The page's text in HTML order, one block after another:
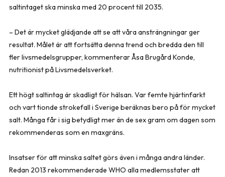
saltintaget ska minska med 20 procent till 2035.
– Det är mycket glädjande att se att våra ansträngningar ger
resultat. Målet är att fortsätta denna trend och bredda den till
fler livsmedelsgrupper, kommenterar Åsa Brugård Konde,
nutritionist på Livsmedelsverket.
Ett högt saltintag är skadligt för hälsan. Var femte hjärtinfarkt
och vart tionde strokefall i Sverige beräknas bero på för mycket
salt. Många får i sig betydligt mer än de sex gram om dagen som
rekommenderas som en maxgräns.
Insatser för att minska saltet görs även i många andra länder.
Redan 2013 rekommenderade WHO alla medlemsstater att